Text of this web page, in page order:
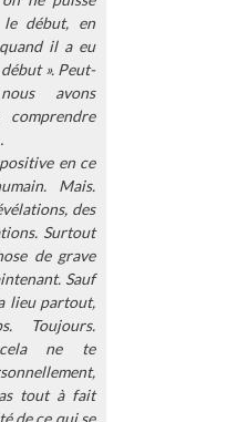
le début, en
il a eu
». Peut-
avons
en ce
Mais.
des
Surtout
de grave
Sauf
lieu partout,
Toujours.
ne te
tout à fait